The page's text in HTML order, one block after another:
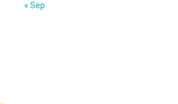
« Sep